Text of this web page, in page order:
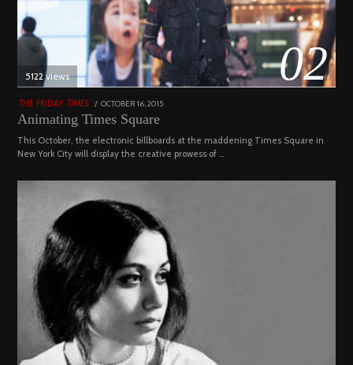
02
5122 views
THE FRIDAY TIMES
POSTED
OCTOBER 16, 2015
Animating Times Square
This October, the electronic billboards at the maddening Times Square in
New York City will display the creative prowess of …